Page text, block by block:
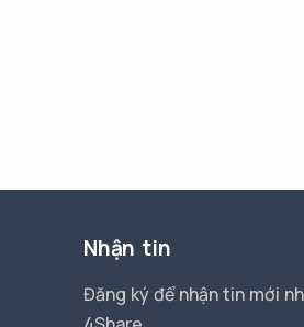
Nhận tin
Đăng ký để nhận tin mới